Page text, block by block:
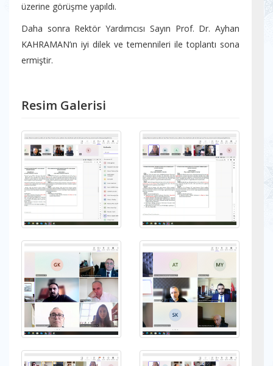
üzerine görüşme yapıldı.
Daha sonra Rektör Yardımcısı Sayın Prof. Dr. Ayhan
KAHRAMAN’ın iyi dilek ve temennileri ile toplantı sona
ermiştir.
Resim Galerisi